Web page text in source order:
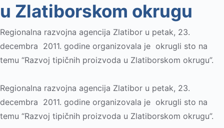
u Zlatiborskom okrugu
Regionalna razvojna agencija Zlatibor u petak, 23.
decembra 2011. godine organizovala je okrugli sto na
temu “Razvoj tipičnih proizvoda u Zlatiborskom okrugu”.
Regionalna razvojna agencija Zlatibor u petak, 23.
decembra 2011. godine organizovala je okrugli sto na
temu “Razvoj tipičnih proizvoda u Zlatiborskom okrugu”.